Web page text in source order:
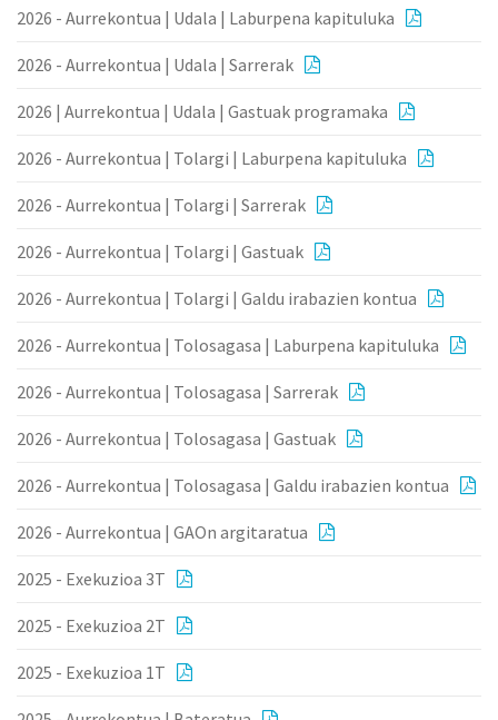
2026 - Aurrekontua | Udala | Laburpena kapituluka
2026 - Aurrekontua | Udala | Sarrerak
2026 | Aurrekontua | Udala | Gastuak programaka
2026 - Aurrekontua | Tolargi | Laburpena kapituluka
2026 - Aurrekontua | Tolargi | Sarrerak
2026 - Aurrekontua | Tolargi | Gastuak
2026 - Aurrekontua | Tolargi | Galdu irabazien kontua
2026 - Aurrekontua | Tolosagasa | Laburpena kapituluka
2026 - Aurrekontua | Tolosagasa | Sarrerak
2026 - Aurrekontua | Tolosagasa | Gastuak
2026 - Aurrekontua | Tolosagasa | Galdu irabazien kontua
2026 - Aurrekontua | GAOn argitaratua
2025 - Exekuzioa 3T
2025 - Exekuzioa 2T
2025 - Exekuzioa 1T